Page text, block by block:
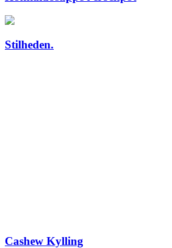
Stilheden.
Cashew Kylling